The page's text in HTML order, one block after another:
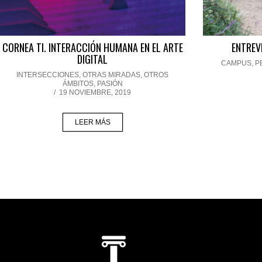
CORNEA TI. INTERACCIÓN HUMANA EN EL ARTE
DIGITAL
INTERSECCIONES ,OTRAS MIRADAS, OTROS
ÁMBITOS, PASIÓN
/ 19 NOVIEMBRE, 2019
LEER MÁS
CAMPUS,